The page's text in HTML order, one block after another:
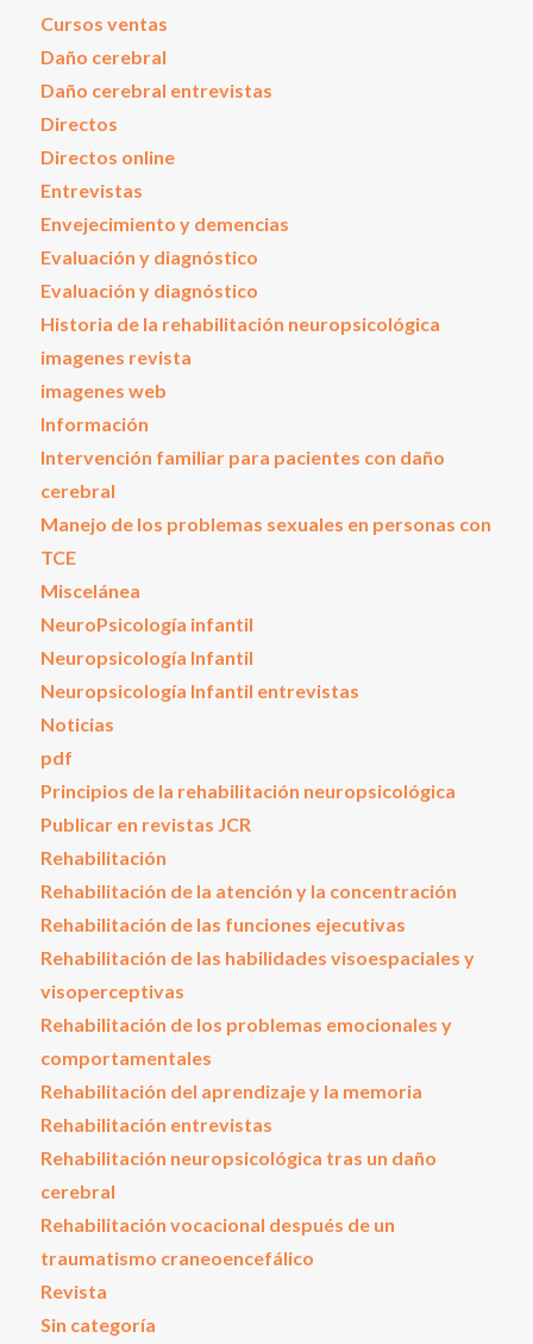
Cursos ventas
Daño cerebral
Daño cerebral entrevistas
Directos
Directos online
Entrevistas
Envejecimiento y demencias
Evaluación y diagnóstico
Evaluación y diagnóstico
Historia de la rehabilitación neuropsicológica
imagenes revista
imagenes web
Información
Intervención familiar para pacientes con daño
cerebral
Manejo de los problemas sexuales en personas con
TCE
Miscelánea
NeuroPsicología infantil
Neuropsicología Infantil
Neuropsicología Infantil entrevistas
Noticias
pdf
Principios de la rehabilitación neuropsicológica
Publicar en revistas JCR
Rehabilitación
Rehabilitación de la atención y la concentración
Rehabilitación de las funciones ejecutivas
Rehabilitación de las habilidades visoespaciales y
visoperceptivas
Rehabilitación de los problemas emocionales y
comportamentales
Rehabilitación del aprendizaje y la memoria
Rehabilitación entrevistas
Rehabilitación neuropsicológica tras un daño
cerebral
Rehabilitación vocacional después de un
traumatismo craneoencefálico
Revista
Sin categoría